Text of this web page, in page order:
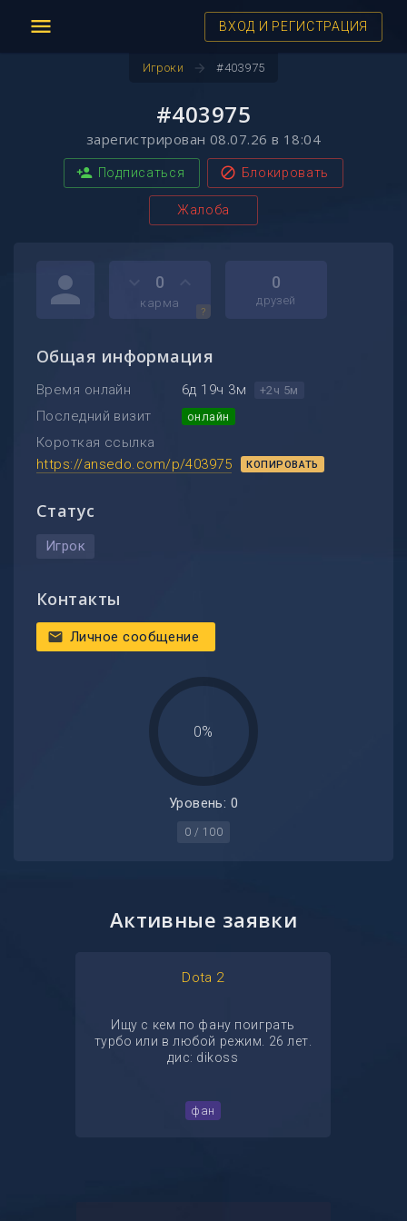
menu ВХОД И РЕГИСТРАЦИЯ
Игроки arrow_forward #403975
#403975
зарегистрирован 08.07.26 в 18:04
person_add Подписаться block Блокировать
Жалоба
person
?
0
карма
0
друзей
Общая информация
Время онлайн 6д 19ч 3м +2ч 5м
Последний визит онлайн
Короткая ссылка
https://ansedo.com/p/403975
КОПИРОВАТЬ
Статус
Игрок
Контакты
mail Личное сообщение
0%
Уровень: 0
0 / 100
Активные заявки
Dota 2
Ищу с кем по фану поиграть
турбо или в любой режим. 26 лет.
дис: dikoss
фан